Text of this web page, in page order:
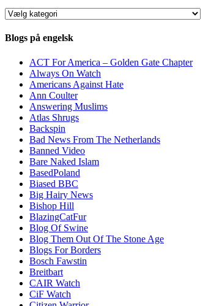
Kategorier
Blogs på engelsk
ACT For America – Golden Gate Chapter
Always On Watch
Americans Against Hate
Ann Coulter
Answering Muslims
Atlas Shrugs
Backspin
Bad News From The Netherlands
Banned Video
Bare Naked Islam
BasedPoland
Biased BBC
Big Hairy News
Bishop Hill
BlazingCatFur
Blog Of Swine
Blog Them Out Of The Stone Age
Blogs For Borders
Bosch Fawstin
Breitbart
CAIR Watch
CiF Watch